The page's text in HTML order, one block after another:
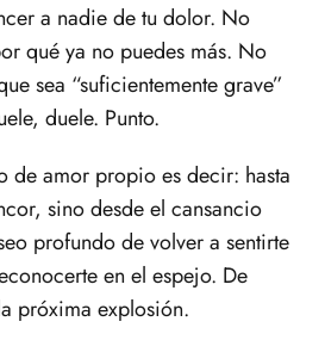
a nadie de tu dolor. No
qué ya no puedes más. No
sea “suficientemente grave”
duele. Punto.
de amor propio es decir: hasta
sino desde el cansancio
profundo de volver a sentirte
en el espejo. De
próxima explosión.